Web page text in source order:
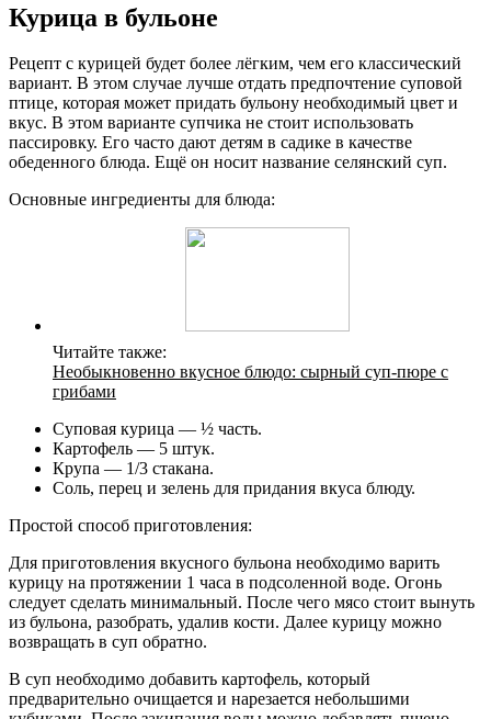
Курица в бульоне
Рецепт с курицей будет более лёгким, чем его классический
вариант. В этом случае лучше отдать предпочтение суповой
птице, которая может придать бульону необходимый цвет и
вкус. В этом варианте супчика не стоит использовать
пассировку. Его часто дают детям в садике в качестве
обеденного блюда. Ещё он носит название селянский суп.
Основные ингредиенты для блюда:
Читайте также:
Необыкновенно вкусное блюдо: сырный суп-пюре с
грибами
Суповая курица — ½ часть.
Картофель — 5 штук.
Крупа — 1/3 стакана.
Соль, перец и зелень для придания вкуса блюду.
Простой способ приготовления:
Для приготовления вкусного бульона необходимо варить
курицу на протяжении 1 часа в подсоленной воде. Огонь
следует сделать минимальный. После чего мясо стоит вынуть
из бульона, разобрать, удалив кости. Далее курицу можно
возвращать в суп обратно.
В суп необходимо добавить картофель, который
предварительно очищается и нарезается небольшими